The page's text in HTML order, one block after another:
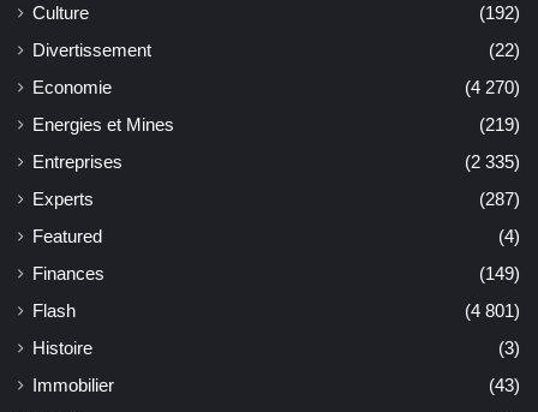
Culture
(192)
Divertissement
(22)
Economie
(4 270)
Energies et Mines
(219)
Entreprises
(2 335)
Experts
(287)
Featured
(4)
Finances
(149)
Flash
(4 801)
Histoire
(3)
Immobilier
(43)